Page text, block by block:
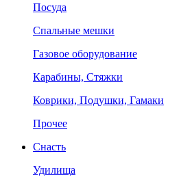
Посуда
Спальные мешки
Газовое оборудование
Карабины, Стяжки
Коврики, Подушки, Гамаки
Прочее
Снасть
Удилища